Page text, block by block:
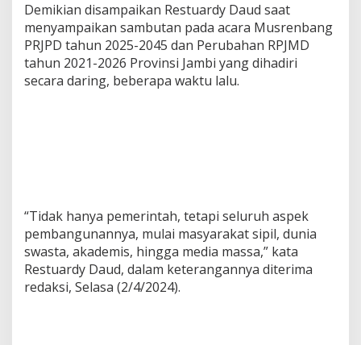
Demikian disampaikan Restuardy Daud saat
menyampaikan sambutan pada acara Musrenbang
PRJPD tahun 2025-2045 dan Perubahan RPJMD
tahun 2021-2026 Provinsi Jambi yang dihadiri
secara daring, beberapa waktu lalu.
“Tidak hanya pemerintah, tetapi seluruh aspek
pembangunannya, mulai masyarakat sipil, dunia
swasta, akademis, hingga media massa,” kata
Restuardy Daud, dalam keterangannya diterima
redaksi, Selasa (2/4/2024).